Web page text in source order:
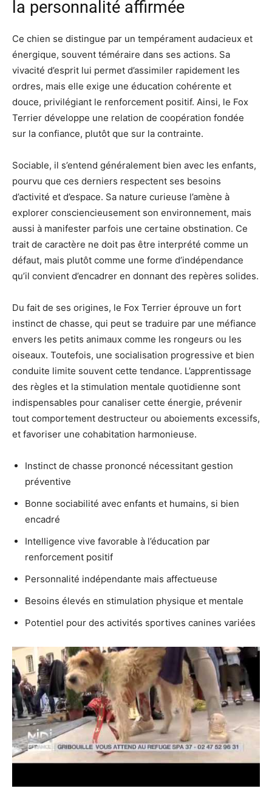
la personnalité affirmée
Ce chien se distingue par un tempérament audacieux et
énergique, souvent téméraire dans ses actions. Sa
vivacité d’esprit lui permet d’assimiler rapidement les
ordres, mais elle exige une éducation cohérente et
douce, privilégiant le renforcement positif. Ainsi, le Fox
Terrier développe une relation de coopération fondée
sur la confiance, plutôt que sur la contrainte.
Sociable, il s’entend généralement bien avec les enfants,
pourvu que ces derniers respectent ses besoins
d’activité et d’espace. Sa nature curieuse l’amène à
explorer consciencieusement son environnement, mais
aussi à manifester parfois une certaine obstination. Ce
trait de caractère ne doit pas être interprété comme un
défaut, mais plutôt comme une forme d’indépendance
qu’il convient d’encadrer en donnant des repères solides.
Du fait de ses origines, le Fox Terrier éprouve un fort
instinct de chasse, qui peut se traduire par une méfiance
envers les petits animaux comme les rongeurs ou les
oiseaux. Toutefois, une socialisation progressive et bien
conduite limite souvent cette tendance. L’apprentissage
des règles et la stimulation mentale quotidienne sont
indispensables pour canaliser cette énergie, prévenir
tout comportement destructeur ou aboiements excessifs,
et favoriser une cohabitation harmonieuse.
Instinct de chasse prononcé nécessitant gestion
préventive
Bonne sociabilité avec enfants et humains, si bien
encadré
Intelligence vive favorable à l’éducation par
renforcement positif
Personnalité indépendante mais affectueuse
Besoins élevés en stimulation physique et mentale
Potentiel pour des activités sportives canines variées